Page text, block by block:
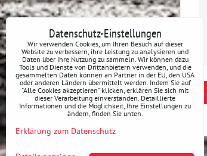
Datenschutz-Einstellungen
Wir verwenden Cookies, um Ihren Besuch auf dieser
Website zu verbessern, ihre Leistung zu analysieren und
Daten über ihre Nutzung zu sammeln. Wir können dazu
Tools und Dienste von Drittanbietern verwenden, und die
gesammelten Daten können an Partner in der EU, den USA
oder anderen Ländern übermittelt werden. Indem Sie auf
"Alle Cookies akzeptieren" klicken, erklären Sie sich mit
dieser Verarbeitung einverstanden. Detaillierte
Informationen und die Möglichkeit, Ihre Einstellungen zu
ändern, finden Sie unten.
Erklärung zum Datenschutz